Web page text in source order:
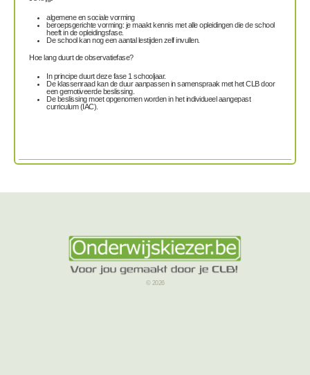
algemene en sociale vorming
beroepsgerichte vorming: je maakt kennis met alle opleidingen die de school
heeft in de opleidingsfase.
De school kan nog een aantal lestijden zelf invullen.
Hoe lang duurt de observatiefase?
In principe duurt deze fase 1 schooljaar.
De klassenraad kan de duur aanpassen in samenspraak met het CLB door
een gemotiveerde beslissing.
De beslissing moet opgenomen worden in het individueel aangepast
curriculum (IAC).
© 2026